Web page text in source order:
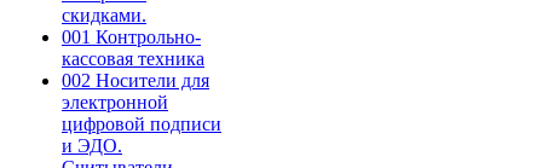
скидками.
001 Контрольно-
кассовая техника
002 Носители для
электронной
цифровой подписи
и ЭДО.